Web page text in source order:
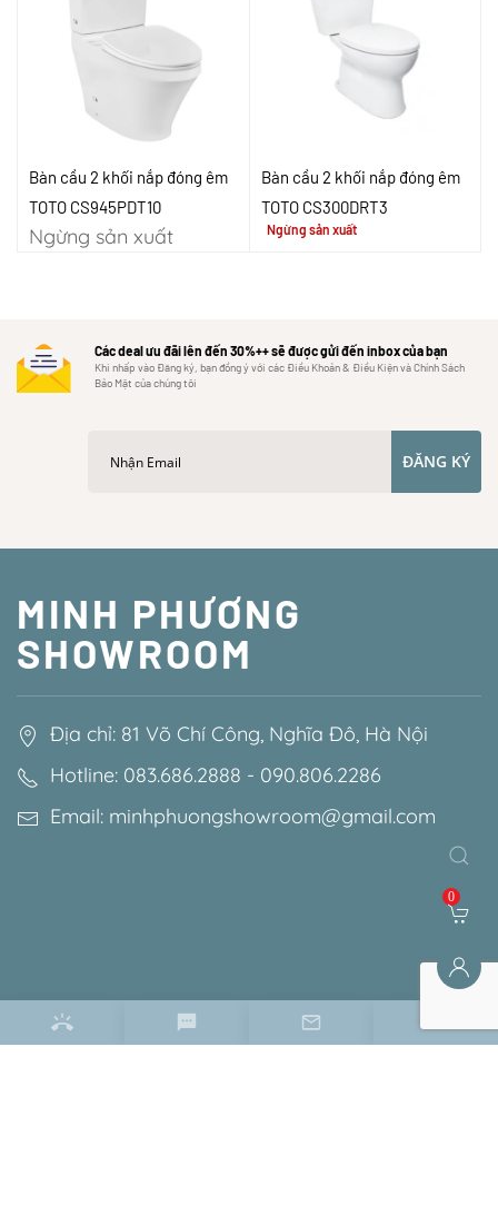
Bàn cầu 2 khối nắp đóng êm
TOTO CS945PDT10
Ngừng sản xuất
Bàn cầu 2 khối nắp đóng êm
TOTO CS300DRT3
Ngừng sản xuất
Các deal ưu đãi lên đến 30%++ sẽ được gửi đến inbox của bạn
Khi nhấp vào Đăng ký, bạn đồng ý với các Điều Khoản & Điều Kiện và Chính Sách
Bảo Mật của chúng tôi
ĐĂNG KÝ
MINH PHƯƠNG
SHOWROOM
Địa chỉ: 81 Võ Chí Công, Nghĩa Đô, Hà Nội
Hotline: 083.686.2888 - 090.806.2286
Email: minhphuongshowroom@gmail.com
0